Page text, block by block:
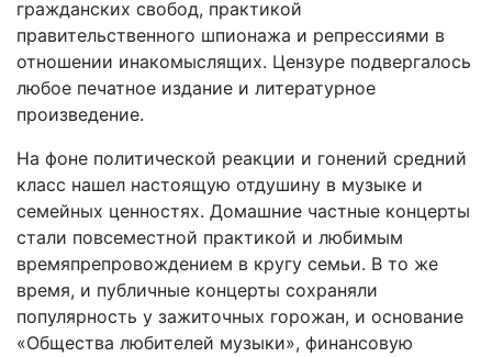
гражданских свобод, практикой
правительственного шпионажа и репрессиями в
отношении инакомыслящих. Цензуре подвергалось
любое печатное издание и литературное
произведение.
На фоне политической реакции и гонений средний
класс нашел настоящую отдушину в музыке и
семейных ценностях. Домашние частные концерты
стали повсеместной практикой и любимым
времяпрепровождением в кругу семьи. В то же
время, и публичные концерты сохраняли
популярность у зажиточных горожан, и основание
«Общества любителей музыки», финансовую